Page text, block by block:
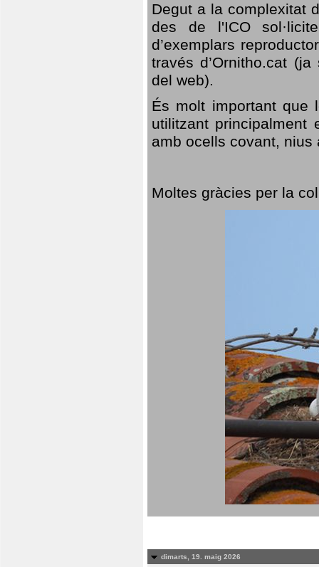
Degut a la complexitat
des de l'ICO
d’exemplars
través d’Ornitho.cat
del web).
És molt important que
utilitzant
amb ocells covant,
Moltes gràcies per la
dimarts, 19. maig 2026